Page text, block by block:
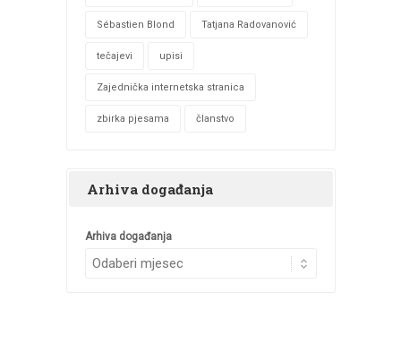
Sébastien Blond Tatjana Radovanović
tečajevi upisi
Zajednička internetska stranica
zbirka pjesama članstvo
Arhiva događanja
Arhiva događanja